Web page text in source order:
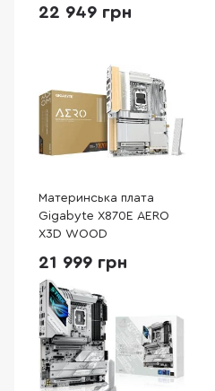
22 949 грн
Материнська плата
Gigabyte X870E AERO
X3D WOOD
21 999 грн